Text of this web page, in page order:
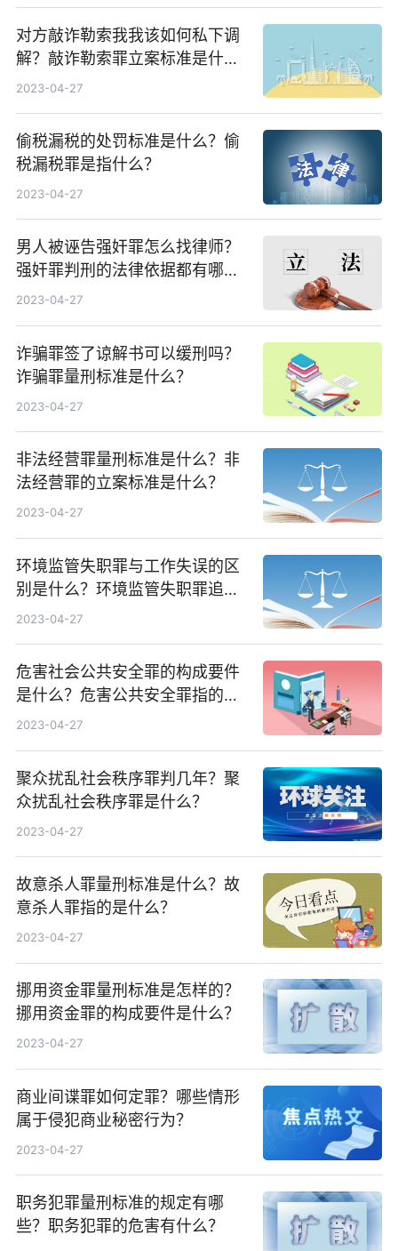
对方敲诈勒索我我该如何私下调
解？敲诈勒索罪立案标准是什
么？
2023-04-27
偷税漏税的处罚标准是什么？偷
税漏税罪是指什么？
2023-04-27
男人被诬告强奸罪怎么找律师？
强奸罪判刑的法律依据都有哪
些？
2023-04-27
诈骗罪签了谅解书可以缓刑吗？
诈骗罪量刑标准是什么？
2023-04-27
非法经营罪量刑标准是什么？非
法经营罪的立案标准是什么？
2023-04-27
环境监管失职罪与工作失误的区
别是什么？环境监管失职罪追诉
标准是什么？
2023-04-27
危害社会公共安全罪的构成要件
是什么？危害公共安全罪指的是
什么？
2023-04-27
聚众扰乱社会秩序罪判几年？聚
众扰乱社会秩序罪是什么？
2023-04-27
故意杀人罪量刑标准是什么？故
意杀人罪指的是什么？
2023-04-27
挪用资金罪量刑标准是怎样的？
挪用资金罪的构成要件是什么？
2023-04-27
商业间谍罪如何定罪？哪些情形
属于侵犯商业秘密行为？
2023-04-27
职务犯罪量刑标准的规定有哪
些？职务犯罪的危害有什么？